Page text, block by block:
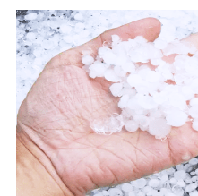
た維持管理等の委託業務遂
連する当社および提携会社
（なお、当社は複数の保険
情報を取引のある他の保険
るために利用させていただ
上記に係る連絡・手続き・
3.セミナー募集サイトから
各種セミナーの案内、開催の
上記に係る連絡・手続き・